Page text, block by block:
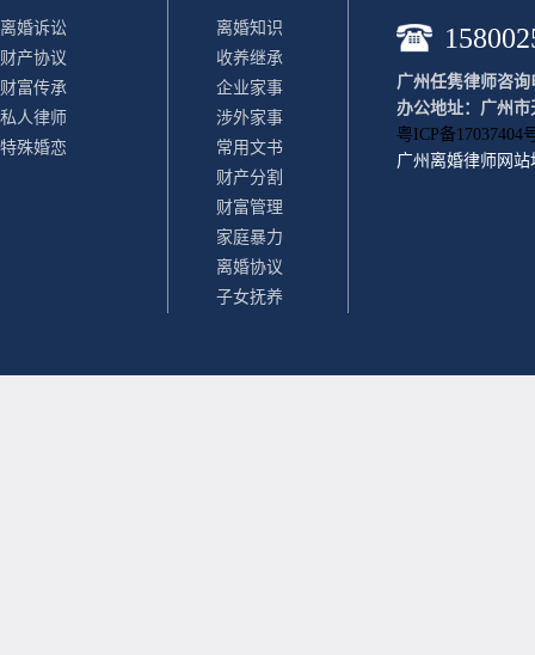
离婚诉讼
财产协议
财富传承
私人律师
特殊婚恋
离婚知识
收养继承
企业家事
涉外家事
常用文书
财产分割
财富管理
家庭暴力
离婚协议
子女抚养
广州任隽律师咨询
办公地址：广州市
粤ICP备17037404
广州离婚律师 网站